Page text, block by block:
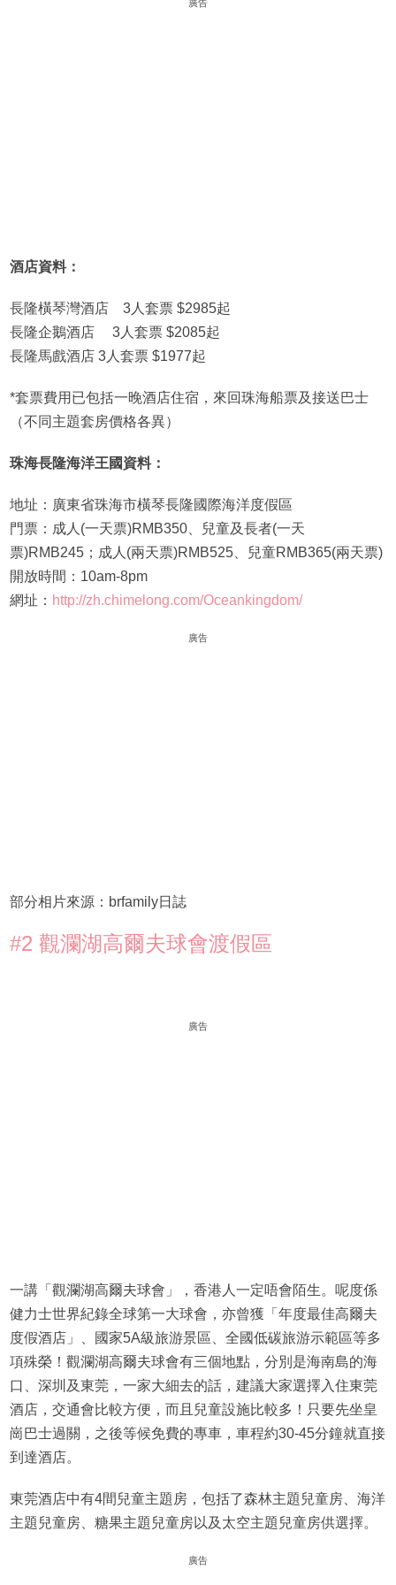
廣告
酒店資料：
長隆橫琴灣酒店 3人套票 $2985起
長隆企鵝酒店 3人套票 $2085起
長隆馬戲酒店 3人套票 $1977起
*套票費用已包括一晚酒店住宿，來回珠海船票及接送巴士
（不同主題套房價格各異）
珠海長隆海洋王國資料：
地址：廣東省珠海市橫琴長隆國際海洋度假區
門票：成人(一天票)RMB350、兒童及長者(一天
票)RMB245；成人(兩天票)RMB525、兒童RMB365(兩天票)
開放時間：10am-8pm
網址： http://zh.chimelong.com/Oceankingdom/
廣告
部分相片來源：brfamily日誌
#2 觀瀾湖高爾夫球會渡假區
廣告
一講「觀瀾湖高爾夫球會」，香港人一定唔會陌生。呢度係
健力士世界紀錄全球第一大球會，亦曾獲「年度最佳高爾夫
度假酒店」、國家5A級旅游景區、全國低碳旅游示範區等多
項殊榮！觀瀾湖高爾夫球會有三個地點，分別是海南島的海
口、深圳及東莞，一家大細去的話，建議大家選擇入住東莞
酒店，交通會比較方便，而且兒童設施比較多！只要先坐皇
崗巴士過關，之後等候免費的專車，車程約30-45分鐘就直接
到達酒店。
東莞酒店中有4間兒童主題房，包括了森林主題兒童房、海洋
主題兒童房、糖果主題兒童房以及太空主題兒童房供選擇。
廣告